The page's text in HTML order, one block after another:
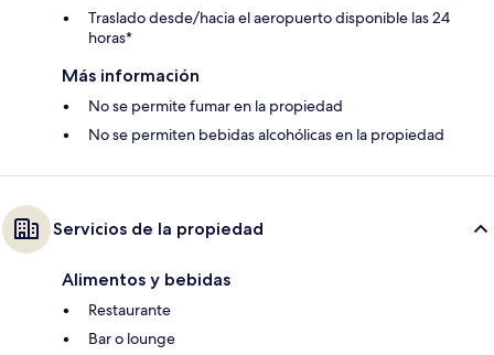
Traslado desde/hacia el aeropuerto disponible las 24
horas*
Más información
No se permite fumar en la propiedad
No se permiten bebidas alcohólicas en la propiedad
Servicios de la propiedad
Alimentos y bebidas
Restaurante
Bar o lounge